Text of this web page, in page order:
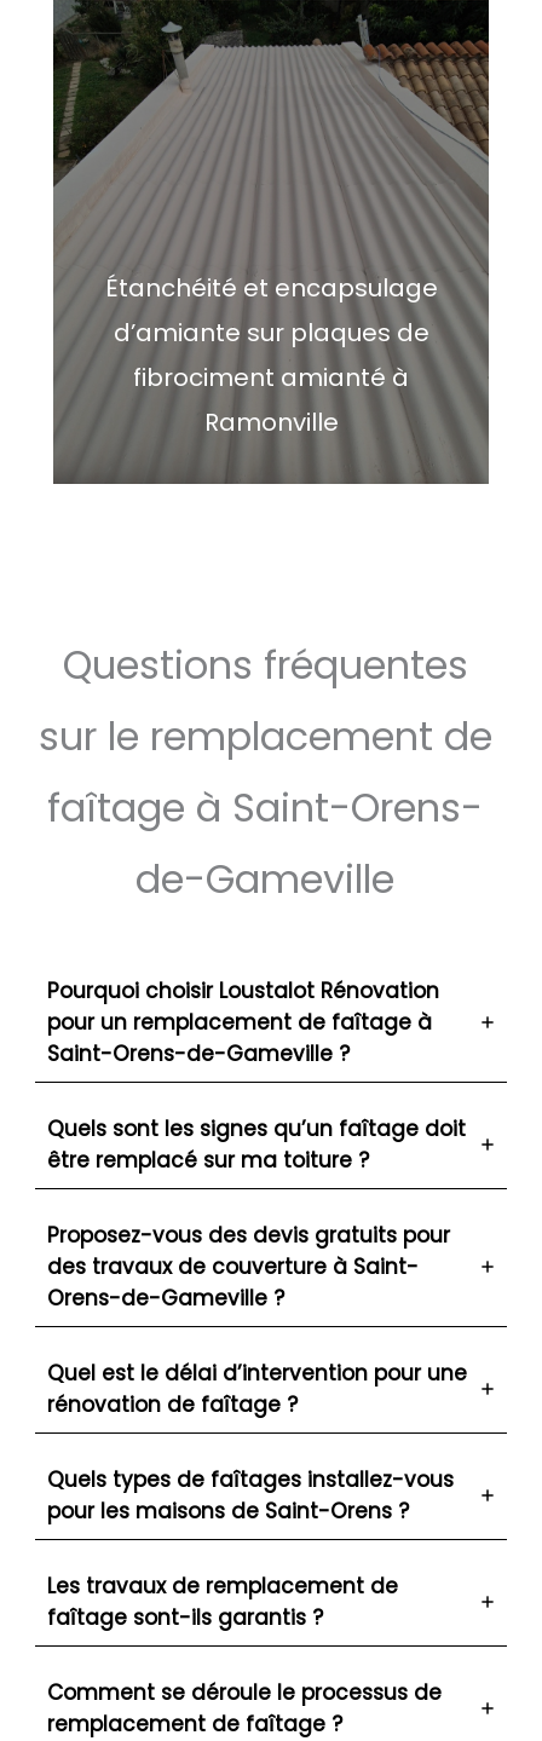
Étanchéité et encapsulage
d’amiante sur plaques de
fibrociment amianté à
Ramonville
Questions fréquentes
sur le remplacement de
faîtage à Saint-Orens-
de-Gameville
Pourquoi choisir Loustalot Rénovation
pour un remplacement de faîtage à
Saint-Orens-de-Gameville ?
Quels sont les signes qu’un faîtage doit
être remplacé sur ma toiture ?
Proposez-vous des devis gratuits pour
des travaux de couverture à Saint-
Orens-de-Gameville ?
Quel est le délai d’intervention pour une
rénovation de faîtage ?
Quels types de faîtages installez-vous
pour les maisons de Saint-Orens ?
Les travaux de remplacement de
faîtage sont-ils garantis ?
Comment se déroule le processus de
remplacement de faîtage ?